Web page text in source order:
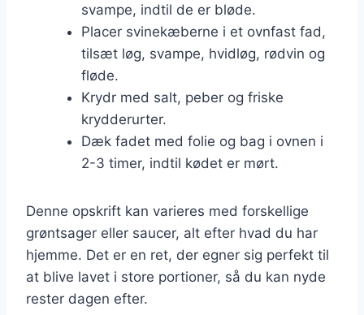
svampe, indtil de er bløde.
Placer svinekæberne i et ovnfast fad,
tilsæt løg, svampe, hvidløg, rødvin og
fløde.
Krydr med salt, peber og friske
krydderurter.
Dæk fadet med folie og bag i ovnen i
2-3 timer, indtil kødet er mørt.
Denne opskrift kan varieres med forskellige
grøntsager eller saucer, alt efter hvad du har
hjemme. Det er en ret, der egner sig perfekt til
at blive lavet i store portioner, så du kan nyde
rester dagen efter.